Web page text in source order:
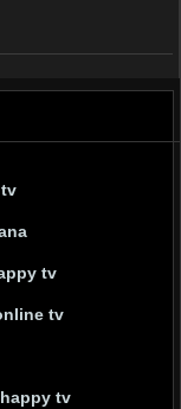
tv
tv
tv